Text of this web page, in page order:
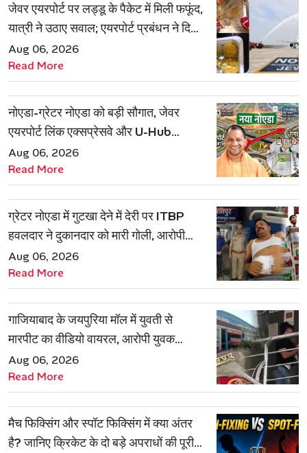
जेवर एयरपोर्ट पर लड्डू के पैकेट में मिली फफूंद,
यात्री ने उठाए सवाल; एयरपोर्ट प्रबंधन ने दिया
जवाब
Aug 06, 2026
Read More
नोएडा-ग्रेटर नोएडा को बड़ी सौगात, जेवर
एयरपोर्ट लिंक एक्सप्रेसवे और U-Hub
प्रोजेक्ट को मिली मंजूरी
Aug 06, 2026
Read More
ग्रेटर नोएडा में गुटखा देने में देरी पर ITBP
हवलदार ने दुकानदार को मारी गोली, आरोपी
गिरफ्तार
Aug 06, 2026
Read More
गाजियाबाद के जयपुरिया मॉल में युवती से
मारपीट का वीडियो वायरल, आरोपी युवक
हिरासत में
Aug 06, 2026
Read More
मैच फिक्सिंग और स्पॉट फिक्सिंग में क्या अंतर
है? जानिए क्रिकेट के दो बड़े अपराधों की पूरी